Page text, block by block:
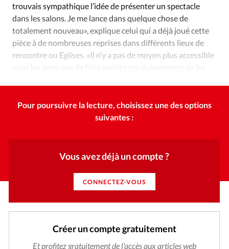
Opinions
Publireportage
Relations Aujourd'hui
Société
Tour du monde des Eglises
Trait d'Ixène
Vécu
Vie Intérieure
trouvais sympathique l’idée de présenter un spectacle
dans les salons. Je me lance dans quelque chose de
totalement nouveau», explique celui qui a déjà joué cette
pièce à de nombreuses reprises dans différents lieux de
rencontre ou Eglises. «Il n’y a pas de moyen plus accessible
pour les gens que de faire revivre ces événements en les
Pour poursuivre la lecture, choisissez une des options
suivantes :
Vous avez déjà un compte ?
CONNECTEZ-VOUS
Créer un compte gratuitement
Et profitez gratuitement de l'accès aux articles web